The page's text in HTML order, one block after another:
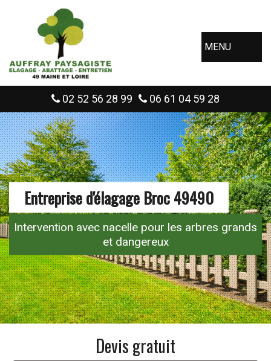
MENU
02 52 56 28 99 06 61 04 59 28
Entreprise d'élagage Broc 49490
Intervention avec nacelle pour les arbres grands
et dangereux
Devis gratuit